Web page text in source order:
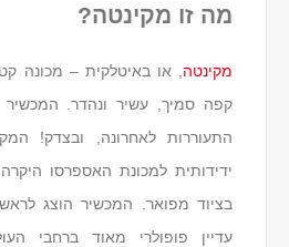
מה זו מקינטה?
מקינטה , או באיטלקית – מכונה
קפה סמיך, עשיר ונהדר. המכשיר
התעוררות לאחרונה, ובצדק!
ידידותית למכונת האספרסו
עדיין פופולרי מאוד ברחבי